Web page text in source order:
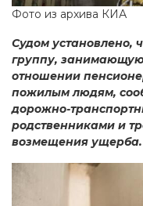
Фото из архива КИА
Судом установлено,
группу,
отношении
пожилым людям,
дорожно-
родственниками и
возмещения ущерба.